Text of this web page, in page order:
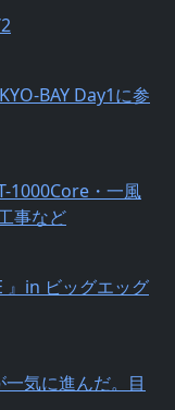
BAY Day1に参
1000Core・一風
事など
』in ビッグエッグ
気に進んだ。目